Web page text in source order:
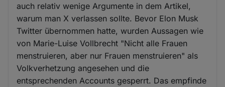
auch relativ wenige Argumente in dem Artikel,
warum man X verlassen sollte. Bevor Elon Musk
Twitter übernommen hatte, wurden Aussagen wie
von Marie-Luise Vollbrecht "Nicht alle Frauen
menstruieren, aber nur Frauen menstruieren" als
Volkverhetzung angesehen und die
entsprechenden Accounts gesperrt. Das empfinde